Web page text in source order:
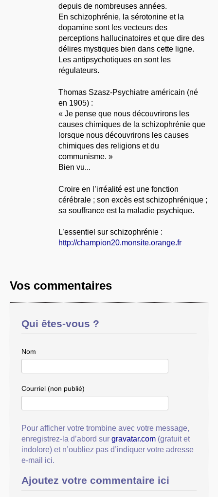
depuis de nombreuses années.
En schizophrénie, la sérotonine et la
dopamine sont les vecteurs des
perceptions hallucinatoires et que dire des
délires mystiques bien dans cette ligne.
Les antipsychotiques en sont les
régulateurs.
Thomas Szasz-Psychiatre américain (né
en 1905) :
« Je pense que nous découvrirons les
causes chimiques de la schizophrénie que
lorsque nous découvrirons les causes
chimiques des religions et du
communisme. »
Bien vu...
Croire en l’irréalité est une fonction
cérébrale ; son excès est schizophrénique ;
sa souffrance est la maladie psychique.
L’essentiel sur schizophrénie :
http://champion20.monsite.orange.fr
Vos commentaires
Qui êtes-vous ?
Nom
Courriel (non publié)
Pour afficher votre trombine avec votre message,
enregistrez-la d’abord sur gravatar.com(gratuit et
indolore) et n’oubliez pas d’indiquer votre adresse
e-mail ici.
Ajoutez votre commentaire ici